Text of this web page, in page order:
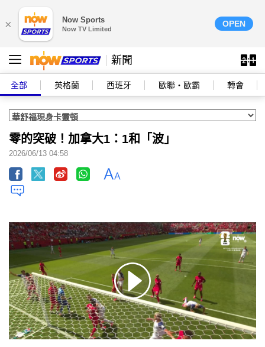
× Now Sports
Now TV Limited
OPEN
新聞
全部 英格蘭 西班牙 歐聯‧歐霸 轉會
零的突破！加拿大1：1和「波」
2026/06/13 04:58